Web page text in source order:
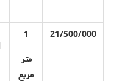
21/500/000
1
متر
مربع